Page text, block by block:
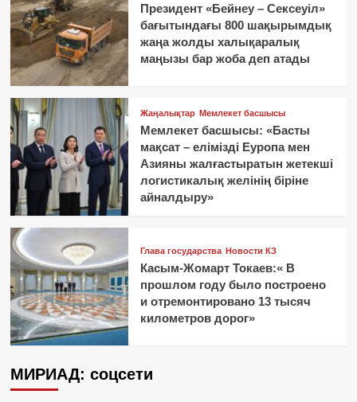
Президент «Бейнеу – Сексеуіл»
бағытындағы 800 шақырымдық
жаңа жолды халықаралық
маңызы бар жоба деп атады
Жаңалықтар Мемлекет басшысы
Мемлекет басшысы: «Басты
мақсат – елімізді Еуропа мен
Азияны жалғастыратын жетекші
логистикалық желінің біріне
айналдыру»
Глава государства Новости КЗ
Касым-Жомарт Токаев:« В
прошлом году было построено
и отремонтировано 13 тысяч
километров дорог»
МИРИАД: соцсети